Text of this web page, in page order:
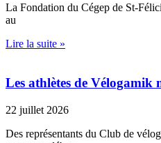
La Fondation du Cégep de St-
au
Lire la suite »
Les athlètes de Vélogamik
22 juillet 2026
Des représentants du Club de